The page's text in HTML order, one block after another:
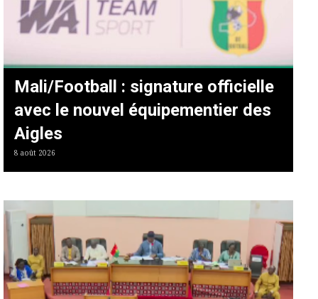
Mali/Football : signature officielle
avec le nouvel équipementier des
Aigles
8 août 2026